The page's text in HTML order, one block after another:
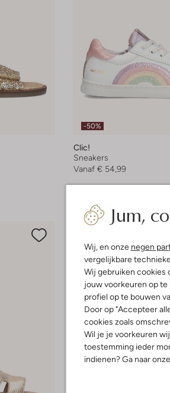
Jum,
Wij, en onze negen
vergelijkbare
Wij gebruiken cookies
jouw voorkeuren op te
profiel op te bouwen
Door op "Accepteer
cookies zoals
Wil je je voorkeuren
toestemming ieder
indienen? Ga naar onze
-50%
Clic!
Sneakers
Vanaf € 54,99